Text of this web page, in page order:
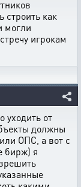
строить как
могли
игрокам
уходить от
должны
ОПС, а вот с
бирж) я